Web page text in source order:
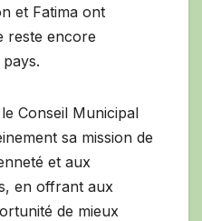
et Fatima ont
reste encore
Conseil Municipal
sa mission de
et aux
en offrant aux
de mieux